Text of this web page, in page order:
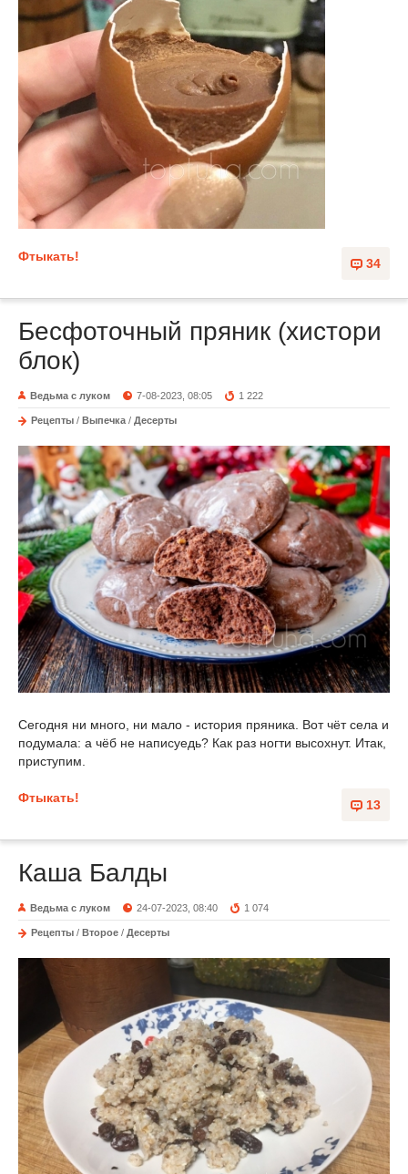
34
Фтыкать!
Бесфоточный пряник (хистори
блок)
Ведьма с луком 7-08-2023, 08:05 1 222
Рецепты / Выпечка / Десерты
Сегодня ни много, ни мало - история пряника. Вот чёт села и
подумала: а чёб не написуедь? Как раз ногти высохнут. Итак,
приступим.
13
Фтыкать!
Каша Балды
Ведьма с луком 24-07-2023, 08:40 1 074
Рецепты / Второе / Десерты